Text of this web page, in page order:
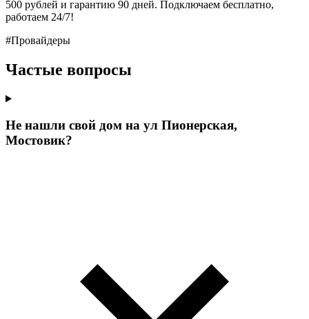
500 рублей и гарантию 90 дней. Подключаем бесплатно,
работаем 24/7!
#Провайдеры
Частые вопросы
Не нашли свой дом на ул Пионерская,
Мостовик?